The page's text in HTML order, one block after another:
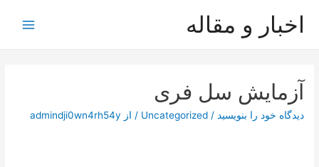
اخبار و مقاله
آزمایش سل فری
دیدگاه‌ خود را بنویسید /
Uncategorized / از admindji0wn4rh54y